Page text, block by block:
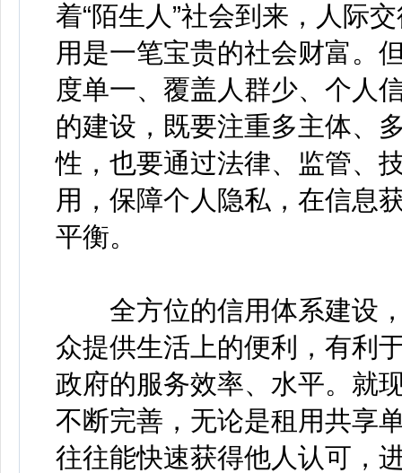
着“陌生人”社会到来，人际
用是一笔宝贵的社会财富。
度单一、覆盖人群少、个人
的建设，既要注重多主体、
性，也要通过法律、监管、
用，保障个人隐私，在信息
平衡。
全方位的信用体系建设，
众提供生活上的便利，有利
政府的服务效率、水平。就
不断完善，无论是租用共享
往往能快速获得他人认可，